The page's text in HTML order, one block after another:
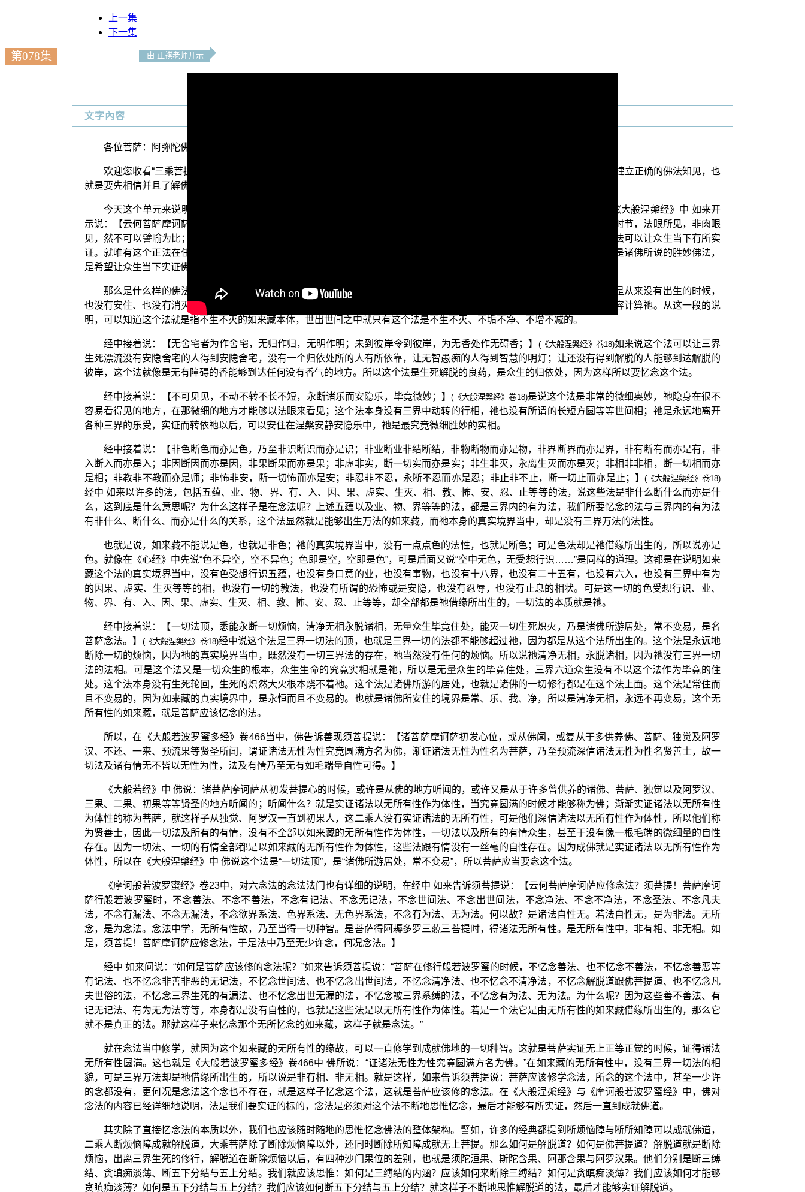
上一集
下一集
第078集 由 正祺老师开示
文字內容
各位菩萨：阿弥陀佛！
欢迎您收看“三乘菩提之法与次法”，今天我们继续来说明六念法的“念法”。在上一个单元提到：修学六念法之前，应该要先建立正确的佛法知见，也
就是要先相信并且了解佛法的真实义理，然后开始修学六念法，最后才能够实证佛法的真实义。
今天这个单元来说明“念法”，也就是我们要忆念佛法殊胜的利益跟功德。那么我们要怎么样来修学“念法”这个法门呢？在《大般涅槃经》中 如来开
示说：【云何菩萨摩诃萨念法？善男子！菩萨摩诃萨思惟诸佛所可说法最妙最上，因是法故能令众生得现在果。唯此正法无有时节，法眼所见，非肉眼
见，然不可以譬喻为比；】
如来开示说：大菩萨们应该思惟诸佛所说的法是最为胜妙无上的，因为佛所说的法可以让众生当下有所实
证。就唯有这个正法在任何的时刻，能够让菩萨以清净的法眼实证，而不是肉眼所看见，也不是以譬喻作为比量推知的。也就是诸佛所说的胜妙佛法，
是希望让众生当下实证佛法的。
那么是什么样的佛法呢？经中接着说：【不生不出，不住不灭，不始不终，无为无数；】
如来说这个法是从来没有出生的时候，
也没有安住、也没有消灭的时候，祂从来没有开始，也没有结束的时候，祂不是三界有为法，所以不能以三界世间的数量来形容计算祂。从这一段的说
明，可以知道这个法就是指不生不灭的如来藏本体，世出世间之中就只有这个法是不生不灭、不垢不净、不增不减的。
经中接着说：【无舍宅者为作舍宅，无归作归，无明作明；未到彼岸令到彼岸，为无香处作无碍香；】 (《大般涅槃经》卷18)如来说这个法可以让三界
生死漂流没有安隐舍宅的人得到安隐舍宅，没有一个归依处所的人有所依靠，让无智愚痴的人得到智慧的明灯；让还没有得到解脱的人能够到达解脱的
彼岸，这个法就像是无有障碍的香能够到达任何没有香气的地方。所以这个法是生死解脱的良药，是众生的归依处，因为这样所以要忆念这个法。
经中接着说：【不可见见，不动不转不长不短，永断诸乐而安隐乐，毕竟微妙；】(《大般涅槃经》卷18)是说这个法是非常的微细奥妙，祂隐身在很不
容易看得见的地方，在那微细的地方才能够以法眼来看见；这个法本身没有三界中动转的行相，祂也没有所谓的长短方圆等等世间相；祂是永远地离开
各种三界的乐受，实证而转依祂以后，可以安住在涅槃安静安隐乐中，祂是最究竟微细胜妙的实相。
经中接着说：【非色断色而亦是色，乃至非识断识而亦是识；非业断业非结断结，非物断物而亦是物，非界断界而亦是界，非有断有而亦是有，非
入断入而亦是入；非因断因而亦是因，非果断果而亦是果；非虚非实，断一切实而亦是实；非生非灭，永离生灭而亦是灭；非相非非相，断一切相而亦
是相；非教非不教而亦是师；非怖非安，断一切怖而亦是安；非忍非不忍，永断不忍而亦是忍；非止非不止，断一切止而亦是止；】(《大般涅槃经》卷18)
经中 如来以许多的法，包括五蕴、业、物、界、有、入、因、果、虚实、生灭、相、教、怖、安、忍、止等等的法，说这些法是非什么断什么而亦是什
么，这到底是什么意思呢？为什么这样子是在念法呢？上述五蕴以及业、物、界等等的法，都是三界内的有为法，我们所要忆念的法与三界内的有为法
有非什么、断什么、而亦是什么的关系，这个法显然就是能够出生万法的如来藏，而祂本身的真实境界当中，却是没有三界万法的法性。
也就是说，如来藏不能说是色，也就是非色；祂的真实境界当中，没有一点点色的法性，也就是断色；可是色法却是祂借缘所出生的，所以说亦是
色。就像在《心经》中先说“色不异空，空不异色；色即是空，空即是色”，可是后面又说“空中无色，无受想行识……”是同样的道理。这都是在说明如来
藏这个法的真实境界当中，没有色受想行识五蕴，也没有身口意的业，也没有事物，也没有十八界，也没有二十五有，也没有六入，也没有三界中有为
的因果、虚实、生灭等等的相，也没有一切的教法，也没有所谓的恐怖或是安隐，也没有忍辱，也没有止息的相状。可是这一切的色受想行识、业、
物、界、有、入、因、果、虚实、生灭、相、教、怖、安、忍、止等等，却全部都是祂借缘所出生的，一切法的本质就是祂。
经中接着说：【一切法顶，悉能永断一切烦恼，清净无相永脱诸相，无量众生毕竟住处，能灭一切生死炽火，乃是诸佛所游居处，常不变易，是名
菩萨念法。】 (《大般涅槃经》卷18)经中说这个法是三界一切法的顶，也就是三界一切的法都不能够超过祂，因为都是从这个法所出生的。这个法是永远地
断除一切的烦恼，因为祂的真实境界当中，既然没有一切三界法的存在，祂当然没有任何的烦恼。所以说祂清净无相，永脱诸相，因为祂没有三界一切
法的法相。可是这个法又是一切众生的根本，众生生命的究竟实相就是祂，所以是无量众生的毕竟住处，三界六道众生没有不以这个法作为毕竟的住
处。这个法本身没有生死轮回，生死的炽然大火根本烧不着祂。这个法是诸佛所游的居处，也就是诸佛的一切修行都是在这个法上面。这个法是常住而
且不变易的，因为如来藏的真实境界中，是永恒而且不变易的。也就是诸佛所安住的境界是常、乐、我、净，所以是清净无相，永远不再变易，这个无
所有性的如来藏，就是菩萨应该忆念的法。
所以，在《大般若波罗蜜多经》卷466当中，佛告诉善现须菩提说：【诸菩萨摩诃萨初发心位，或从佛闻，或复从于多供养佛、菩萨、独觉及阿罗
汉、不还、一来、预流果等贤圣所闻，谓证诸法无性为性究竟圆满方名为佛，渐证诸法无性为性名为菩萨，乃至预流深信诸法无性为性名贤善士，故一
切法及诸有情无不皆以无性为性，法及有情乃至无有如毛端量自性可得。】
《大般若经》中 佛说：诸菩萨摩诃萨从初发菩提心的时候，或许是从佛的地方听闻的，或许又是从于许多曾供养的诸佛、菩萨、独觉以及阿罗汉、
三果、二果、初果等等贤圣的地方听闻的；听闻什么？就是实证诸法以无所有性作为体性，当究竟圆满的时候才能够称为佛；渐渐实证诸法以无所有性
为体性的称为菩萨，就这样子从独觉、阿罗汉一直到初果人，这二乘人没有实证诸法的无所有性，可是他们深信诸法以无所有性作为体性，所以他们称
为贤善士，因此一切法及所有的有情，没有不全部以如来藏的无所有性作为体性，一切法以及所有的有情众生，甚至于没有像一根毛端的微细量的自性
存在。因为一切法、一切的有情全部都是以如来藏的无所有性作为体性，这些法跟有情没有一丝毫的自性存在。因为成佛就是实证诸法以无所有性作为
体性，所以在《大般涅槃经》中 佛说这个法是“一切法顶”，是“诸佛所游居处，常不变易”，所以菩萨应当要念这个法。
《摩诃般若波罗蜜经》卷23中，对六念法的念法法门也有详细的说明，在经中 如来告诉须菩提说：【云何菩萨摩诃萨应修念法？须菩提！菩萨摩诃
萨行般若波罗蜜时，不念善法、不念不善法，不念有记法、不念无记法，不念世间法、不念出世间法，不念净法、不念不净法，不念圣法、不念凡夫
法，不念有漏法、不念无漏法，不念欲界系法、色界系法、无色界系法，不念有为法、无为法。何以故？是诸法自性无。若法自性无，是为非法。无所
念，是为念法。念法中学，无所有性故，乃至当得一切种智。是菩萨得阿耨多罗三藐三菩提时，得诸法无所有性。是无所有性中，非有相、非无相。如
是，须菩提！菩萨摩诃萨应修念法，于是法中乃至无少许念，何况念法。】
经中 如来问说：“如何是菩萨应该修的念法呢？”如来告诉须菩提说：“菩萨在修行般若波罗蜜的时候，不忆念善法、也不忆念不善法，不忆念善恶等
有记法、也不忆念非善非恶的无记法，不忆念世间法、也不忆念出世间法，不忆念清净法、也不忆念不清净法，不忆念解脱道跟佛菩提道、也不忆念凡
夫世俗的法，不忆念三界生死的有漏法、也不忆念出世无漏的法，不忆念被三界系缚的法，不忆念有为法、无为法。为什么呢？因为这些善不善法、有
记无记法、有为无为法等等，本身都是没有自性的，也就是这些法是以无所有性作为体性。若是一个法它是由无所有性的如来藏借缘所出生的，那么它
就不是真正的法。那就这样子来忆念那个无所忆念的如来藏，这样子就是念法。”
就在念法当中修学，就因为这个如来藏的无所有性的缘故，可以一直修学到成就佛地的一切种智。这就是菩萨实证无上正等正觉的时候，证得诸法
无所有性圆满。这也就是《大般若波罗蜜多经》卷466中 佛所说：“证诸法无性为性究竟圆满方名为佛。”在如来藏的无所有性中，没有三界一切法的相
貌，可是三界万法却是祂借缘所出生的，所以说是非有相、非无相。就是这样，如来告诉须菩提说：菩萨应该修学念法，所念的这个法中，甚至一少许
的念都没有，更何况是念法这个念也不存在，就是这样子忆念这个法，这就是菩萨应该修的念法。在《大般涅槃经》与《摩诃般若波罗蜜经》中，佛对
念法的内容已经详细地说明，法是我们要实证的标的，念法是必须对这个法不断地思惟忆念，最后才能够有所实证，然后一直到成就佛道。
其实除了直接忆念法的本质以外，我们也应该随时随地的思惟忆念佛法的整体架构。譬如，许多的经典都提到断烦恼障与断所知障可以成就佛道，
二乘人断烦恼障成就解脱道，大乘菩萨除了断除烦恼障以外，还同时断除所知障成就无上菩提。那么如何是解脱道？如何是佛菩提道？解脱道就是断除
烦恼，出离三界生死的修行，解脱道在断除烦恼以后，有四种沙门果位的差别，也就是须陀洹果、斯陀含果、阿那含果与阿罗汉果。他们分别是断三缚
结、贪瞋痴淡薄、断五下分结与五上分结。我们就应该思惟：如何是三缚结的内涵？应该如何来断除三缚结？如何是贪瞋痴淡薄？我们应该如何才能够
贪瞋痴淡薄？如何是五下分结与五上分结？我们应该如何断五下分结与五上分结？就这样子不断地思惟解脱道的法，最后才能够实证解脱道。